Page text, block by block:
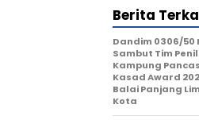
Berita
Dandim 0306/50
Sambut Tim
Kampung
Kasad Award
Balai Panjang
Kota